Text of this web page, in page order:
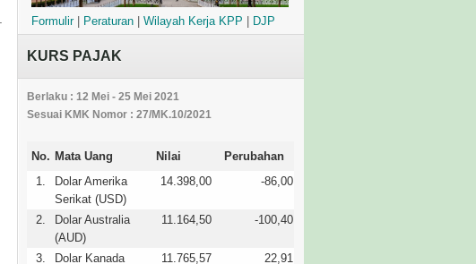
Formulir| Peraturan | Wilayah Kerja KPP | DJP
KURS PAJAK
Berlaku : 12 Mei - 25 Mei 2021
Sesuai KMK Nomor : 27/MK.10/2021
No. Mata Uang Nilai
Perubahan
1.
Dolar Amerika
Serikat (USD)
14.398,00 -86,00
2.
Dolar Australia
(AUD)
11.164,50 -100,40
3.
Dolar Kanada
11.765,57 22,91